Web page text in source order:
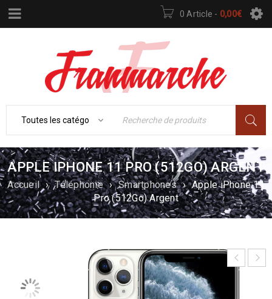
0 Article - 0,00€
APPLE IPHONE 11 PRO (512GO) ARGENT
Accueil › Téléphonie › Smartphones › Apple iPhone 11
Pro (512Go) Argent